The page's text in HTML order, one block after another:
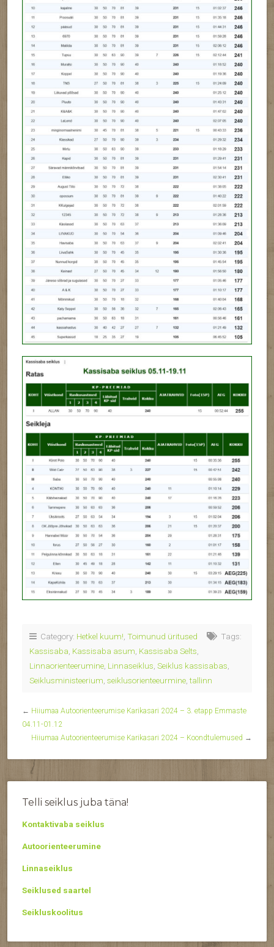
Category: Hetkel kuum! Toimunud üritused
Tags:
Kassisaba Kassisaba asum Kassisaba Selts
Linnaorienteerumine Linnaseiklus Seiklus kassisabas
Seiklusministeerium seiklusorienteeurmine ,tallinn
← Hiiumaa Autoorienteerumise Karikasari 2024 – 3. etapp Emmaste
04.11-01.12
Hiiumaa Autoorienteerumise Karikasari 2024 – Koondtulemused →
Telli seiklus juba täna!
Kontaktivaba seiklus
Autoorienteerumine
Linnaseiklus
Seiklused saartel
Seikluskoolitus